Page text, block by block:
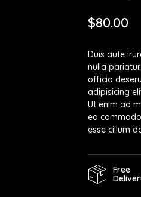
$80.00
Duis aute
nulla
officia
adipisicing
Ut enim ad
ea
esse cillum
Free